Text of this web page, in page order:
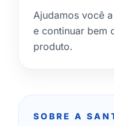
Ajudamos você
e continuar bem
produto.
SOBRE A